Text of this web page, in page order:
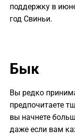
поддержку в
год Свиньи.
Бык
Вы редко
предпочитаете
вы начнете
даже если вам